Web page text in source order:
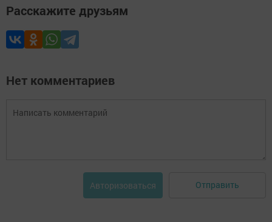
Расскажите друзьям
Нет комментариев
Авторизоваться Отправить